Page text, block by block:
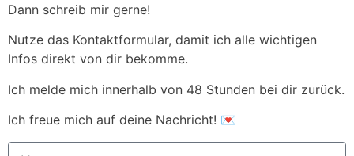
Dann schreib mir gerne!
Nutze das Kontaktformular, damit ich alle wichtigen
Infos direkt von dir bekomme.
Ich melde mich innerhalb von 48 Stunden bei dir zurück.
Ich freue mich auf deine Nachricht! 💌